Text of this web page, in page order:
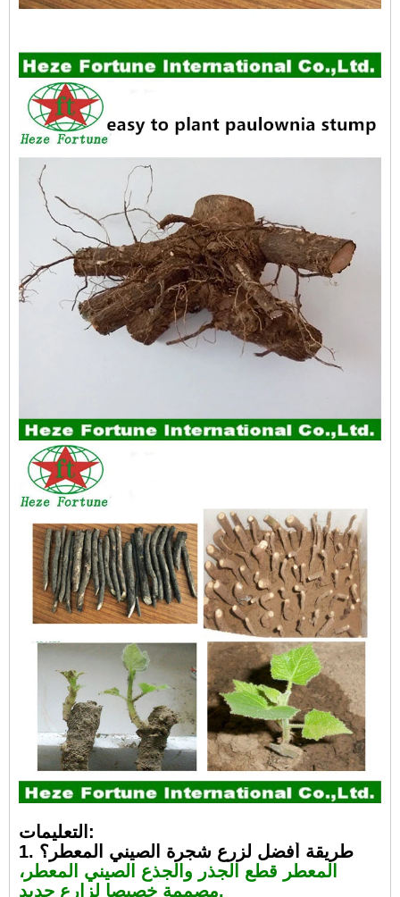
التعليمات:
1. طريقة أفضل لزرع شجرة الصيني المعطر؟
المعطر قطع الجذر والجذع الصيني المعطر،
مصممة خصيصا لزارع جديد.